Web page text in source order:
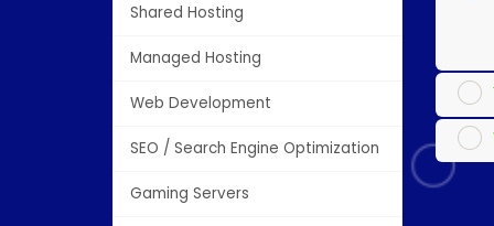
Shared Hosting
Managed Hosting
Web Development
SEO / Search Engine Optimization
Gaming Servers